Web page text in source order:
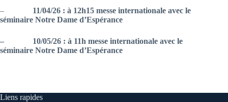
–
11/04/26 : à 12h15 messe internationale avec le
séminaire Notre Dame d’Espérance
– 10/05/26 : à 11h messe internationale avec le
séminaire Notre Dame d’Espérance
Liens rapides